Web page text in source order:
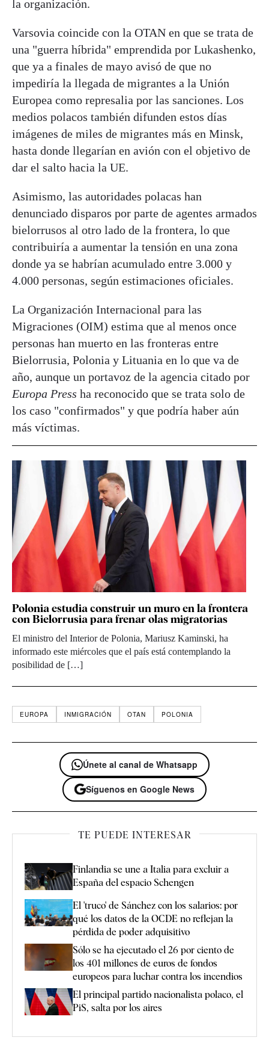
la organización.
Varsovia coincide con la OTAN en que se trata de
una "guerra híbrida" emprendida por Lukashenko,
que ya a finales de mayo avisó de que no
impediría la llegada de migrantes a la Unión
Europea como represalia por las sanciones. Los
medios polacos también difunden estos días
imágenes de miles de migrantes más en Minsk,
hasta donde llegarían en avión con el objetivo de
dar el salto hacia la UE.
Asimismo, las autoridades polacas han
denunciado disparos por parte de agentes armados
bielorrusos al otro lado de la frontera, lo que
contribuiría a aumentar la tensión en una zona
donde ya se habrían acumulado entre 3.000 y
4.000 personas, según estimaciones oficiales.
La Organización Internacional para las
Migraciones (OIM) estima que al menos once
personas han muerto en las fronteras entre
Bielorrusia, Polonia y Lituania en lo que va de
año, aunque un portavoz de la agencia citado por
Europa Press ha reconocido que se trata solo de
los caso "confirmados" y que podría haber aún
más víctimas.
Polonia estudia construir un muro en la frontera
con Bielorrusia para frenar olas migratorias
El ministro del Interior de Polonia, Mariusz Kaminski, ha
informado este miércoles que el país está contemplando la
posibilidad de […]
EUROPA INMIGRACIÓN OTAN POLONIA
Únete al canal de Whatsapp
Síguenos en Google News
TE PUEDE INTERESAR
Finlandia se une a Italia para excluir a
España del espacio Schengen
El 'truco' de Sánchez con los salarios: por
qué los datos de la OCDE no reflejan la
pérdida de poder adquisitivo
Sólo se ha ejecutado el 26 por ciento de
los 401 millones de euros de fondos
europeos para luchar contra los incendios
El principal partido nacionalista polaco, el
PiS, salta por los aires